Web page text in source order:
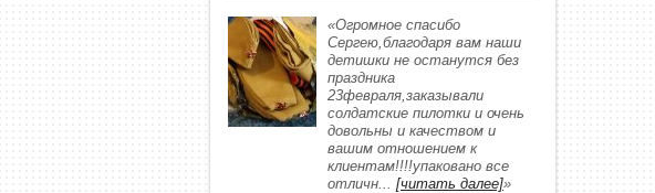
«Огромное спасибо
Сергею,благодаря вам наши
детишки не останутся без
праздника
23февраля,заказывали
солдатские пилотки и очень
довольны и качеством и
вашим отношением к
клиентам!!!!упаковано все
отличн... [читать далее]»